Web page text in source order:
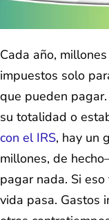
Cada año,
impuestos solo
que pueden
su totalidad o
con el IRS, hay un
millones, de
pagar nada. Si
vida pasa. Gastos